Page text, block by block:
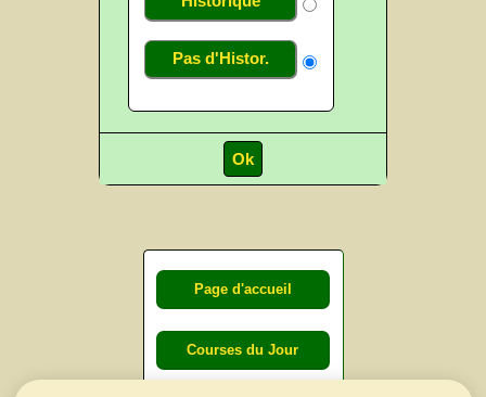
Pas d'Histor.
Page d'accueil
Courses du Jour